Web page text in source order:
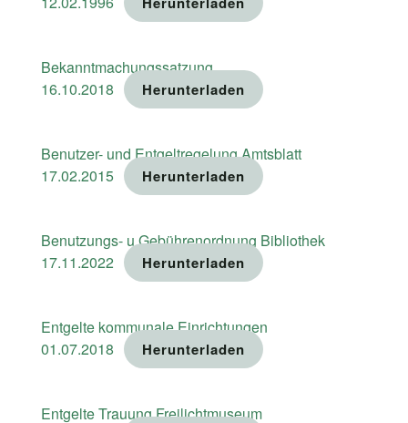
Bekanntmachungssatzung
16.10.2018
Herunterladen
Benutzer- und Entgeltregelung Amtsblatt
17.02.2015
Herunterladen
Benutzungs- u Gebührenordnung Bibliothek
17.11.2022
Herunterladen
Entgelte kommunale Einrichtungen
01.07.2018
Herunterladen
Entgelte Trauung Freilichtmuseum